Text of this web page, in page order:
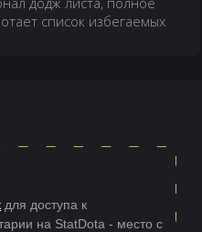
список избегаемых
для доступа к
на StatDota - место с